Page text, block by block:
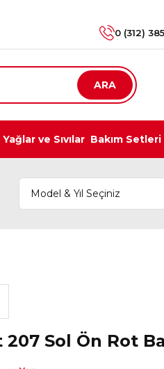
0 (312)
ARA
Yağlar ve Sıvılar Bakım Setleri
Sol Ön Rot